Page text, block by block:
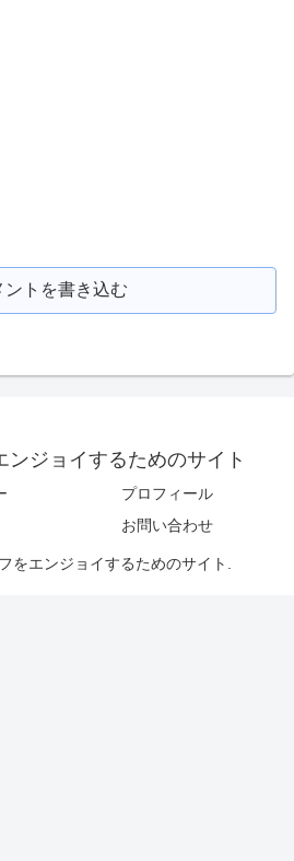
ントを書き込む
ンジョイするためのサイト
プロフィール
お問い合わせ
をエンジョイするためのサイト.